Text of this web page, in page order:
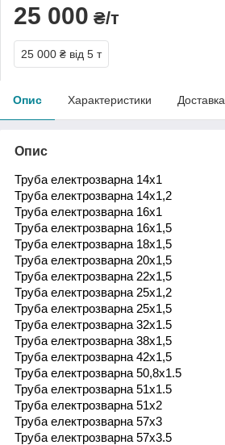
25 000 ₴/т
25 000 ₴ від 5 т
Опис Характеристики Доставка
Опис
Труба електрозварна 14х1
Труба електрозварна 14х1,2
Труба електрозварна 16х1
Труба електрозварна 16х1,5
Труба електрозварна 18х1,5
Труба електрозварна 20х1,5
Труба електрозварна 22х1,5
Труба електрозварна 25х1,2
Труба електрозварна 25х1,5
Труба електрозварна 32х1.5
Труба електрозварна 38х1,5
Труба електрозварна 42х1,5
Труба електрозварна 50,8х1.5
Труба електрозварна 51х1.5
Труба електрозварна 51х2
Труба електрозварна 57х3
Труба електрозварна 57х3.5